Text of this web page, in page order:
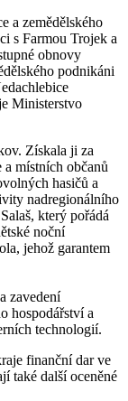
a zemědělského
s Farmou Trojek a
obnovy
podnikáni
Ministerstvo
Získala ji za
místních občanů
hasičů a
nadregionálního
který pořádá
noční
jehož garantem
zavedení
hospodářství a
technologií.
finanční dar ve
také další oceněné